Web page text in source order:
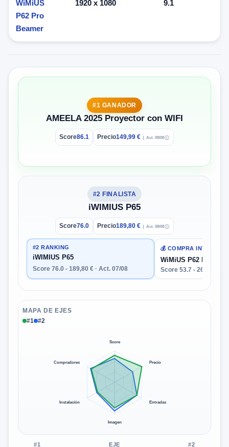
WiMiUS
P62 Pro
Beamer
1920 x 1080 9.1
#1 GANADOR
AMEELA 2025 Proyector con WIFI
Score86.1 Precio149,99 € Act. 08/08ⓘ
MAPA DE EJES
#1
#2
Score
Precio
Entradas
Imagen
Instalación
Compradores
#1 EJE #2
#2 FINALISTA
iWIMIUS P65
Score76.0 Precio189,80 € Act. 08/08ⓘ
#2 RANKING
iWIMIUS P65
Score 76.0 - 189,80 € · Act. 07/08
💰 COMPRA
WiMiUS P62 Pro
Score 53.7 - 268,50 € ·